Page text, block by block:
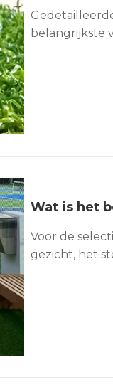
belangrijkste
Wat is het
Voor de
gezicht, het